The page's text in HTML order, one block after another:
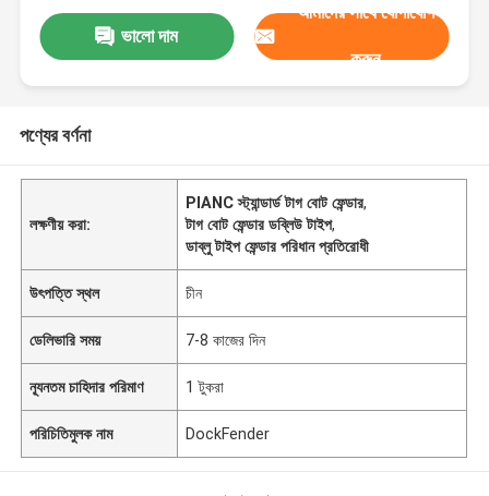
ভালো দাম
আমাদের সাথে যোগাযোগ
করুন
পণ্যের বর্ণনা
লক্ষণীয় করা:
PIANC স্ট্যান্ডার্ড টাগ বোট ফেন্ডার,
টাগ বোট ফেন্ডার ডব্লিউ টাইপ,
ডাব্লু টাইপ ফেন্ডার পরিধান প্রতিরোধী
উৎপত্তি স্থল চীন
ডেলিভারি সময় 7-8 কাজের দিন
ন্যূনতম চাহিদার পরিমাণ 1 টুকরা
পরিচিতিমুলক নাম DockFender